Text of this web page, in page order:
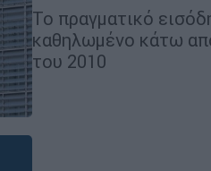
Το πραγματικό
καθηλωμένο κάτω
του 2010